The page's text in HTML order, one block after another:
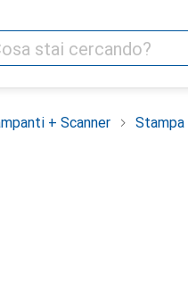
+ Scanner Stampa